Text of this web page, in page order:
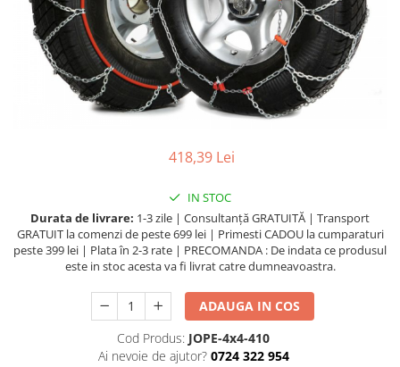
Lichide Întreținere
Aditivi
Lichide Întreținere Autoturisme
Lichide Întreținere Camioane
Lichide Întreținere Motociclete
418,39 Lei
IN STOC
Durata de livrare: 1-3 zile | Consultanță GRATUITĂ | Transport
GRATUIT la comenzi de peste 699 lei | Primesti CADOU la cumparaturi
peste 399 lei | Plata în 2-3 rate | PRECOMANDA : De indata ce produsul
este in stoc acesta va fi livrat catre dumneavoastra.
ADAUGA IN COS
Cod Produs: JOPE-4x4-410
Ai nevoie de ajutor? 0724 322 954